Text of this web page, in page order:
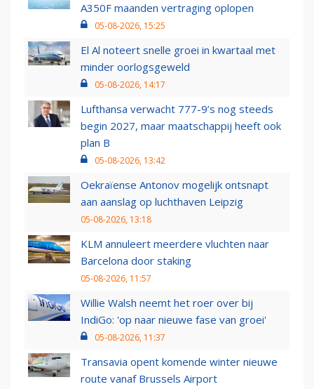
A350F maanden vertraging oplopen
05-08-2026, 15:25
El Al noteert snelle groei in kwartaal met
minder oorlogsgeweld
05-08-2026, 14:17
Lufthansa verwacht 777-9’s nog steeds
begin 2027, maar maatschappij heeft ook
plan B
05-08-2026, 13:42
Oekraïense Antonov mogelijk ontsnapt
aan aanslag op luchthaven Leipzig
05-08-2026, 13:18
KLM annuleert meerdere vluchten naar
Barcelona door staking
05-08-2026, 11:57
Willie Walsh neemt het roer over bij
IndiGo: 'op naar nieuwe fase van groei'
05-08-2026, 11:37
Transavia opent komende winter nieuwe
route vanaf Brussels Airport